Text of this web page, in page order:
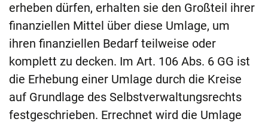
erheben dürfen, erhalten sie den Großteil ihrer
finanziellen Mittel über diese Umlage, um
ihren finanziellen Bedarf teilweise oder
komplett zu decken. Im Art. 106 Abs. 6 GG ist
die Erhebung einer Umlage durch die Kreise
auf Grundlage des Selbstverwaltungsrechts
festgeschrieben. Errechnet wird die Umlage